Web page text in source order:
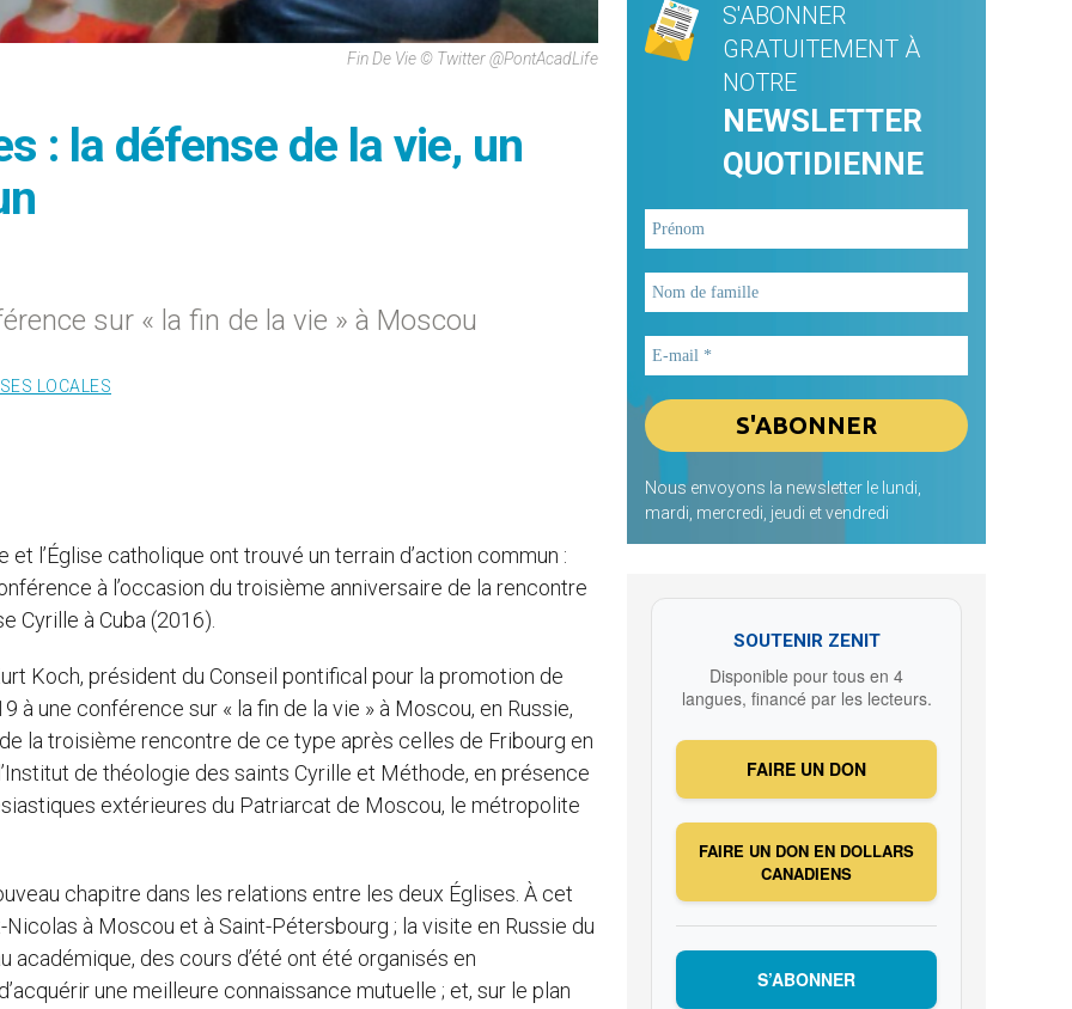
Fin De Vie © Twitter @PontAcadLife
: la défense de la vie, un
sur « la fin de la vie » à Moscou
LOCALES
l’Église catholique ont trouvé un terrain d’action commun :
à l’occasion du troisième anniversaire de la rencontre
Cyrille à Cuba (2016).
Koch, président du Conseil pontifical pour la promotion de
à une conférence sur « la fin de la vie » à Moscou, en Russie,
la troisième rencontre de ce type après celles de Fribourg en
de théologie des saints Cyrille et Méthode, en présence
extérieures du Patriarcat de Moscou, le métropolite
chapitre dans les relations entre les deux Églises. À cet
à Moscou et à Saint-Pétersbourg ; la visite en Russie du
académique, des cours d’été ont été organisés en
une meilleure connaissance mutuelle ; et, sur le plan
S'ABONNER
GRATUITEMENT À
NOTRE
NEWSLETTER
QUOTIDIENNE
Nous envoyons la newsletter le lundi,
mardi, mercredi, jeudi et vendredi
SOUTENIR ZENIT
Disponible pour tous en 4
langues, financé par les lecteurs.
FAIRE UN DON
FAIRE UN DON EN DOLLARS
CANADIENS
S’ABONNER